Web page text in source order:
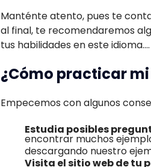
Manténte atento, pues te
al final, te recomendaremos
tus habilidades en este idioma....
¿Cómo practicar
Empecemos con algunos
Estudia posibles
encontrar muchos
descargando nuestro
Visita el sitio web de tu